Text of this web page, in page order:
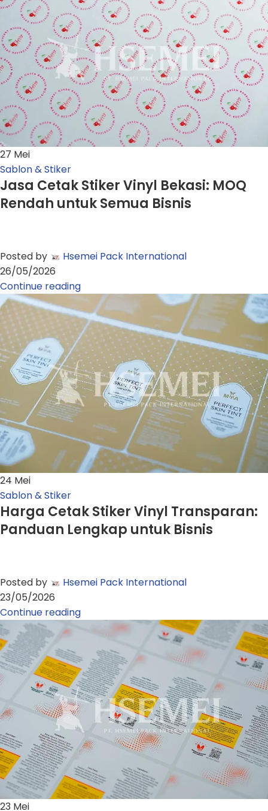
27 Mei
Sablon & Stiker
Jasa Cetak Stiker Vinyl Bekasi: MOQ
Rendah untuk Semua Bisnis
Posted by
Hsemei Pack International
26/05/2026
Continue reading
24 Mei
Sablon & Stiker
Harga Cetak Stiker Vinyl Transparan:
Panduan Lengkap untuk Bisnis
Posted by
Hsemei Pack International
23/05/2026
Continue reading
23 Mei